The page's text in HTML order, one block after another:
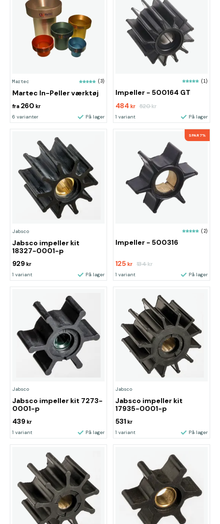
Martec (3)
Martec In-Peller værktøj
fra 260 kr
6 varianter På lager
(1)
Impeller - 500164 GT
484 kr 520kr
1 variant På lager
Jabsco
Jabsco impeller kit
18327-0001-p
929 kr
1 variant På lager
SPAR 7%
(2)
Impeller - 500316
125 kr 134kr
1 variant På lager
Jabsco
Jabsco impeller kit 7273-
0001-p
439 kr
1 variant På lager
Jabsco
Jabsco impeller kit
17935-0001-p
531 kr
1 variant På lager